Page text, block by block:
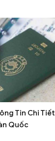
Tin Chi Tiết
Quốc